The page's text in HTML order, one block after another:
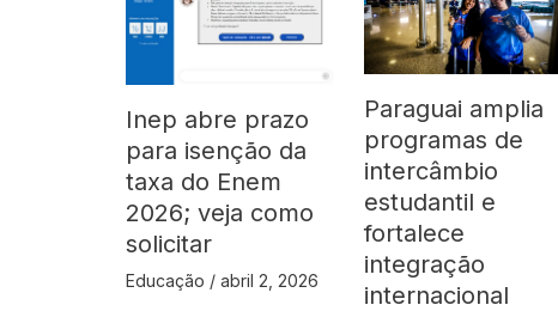
Inep abre prazo
para isenção da
taxa do Enem
2026; veja como
solicitar
Educação / abril 2, 2026
Paraguai amplia
programas de
intercâmbio
estudantil e
fortalece
integração
internacional